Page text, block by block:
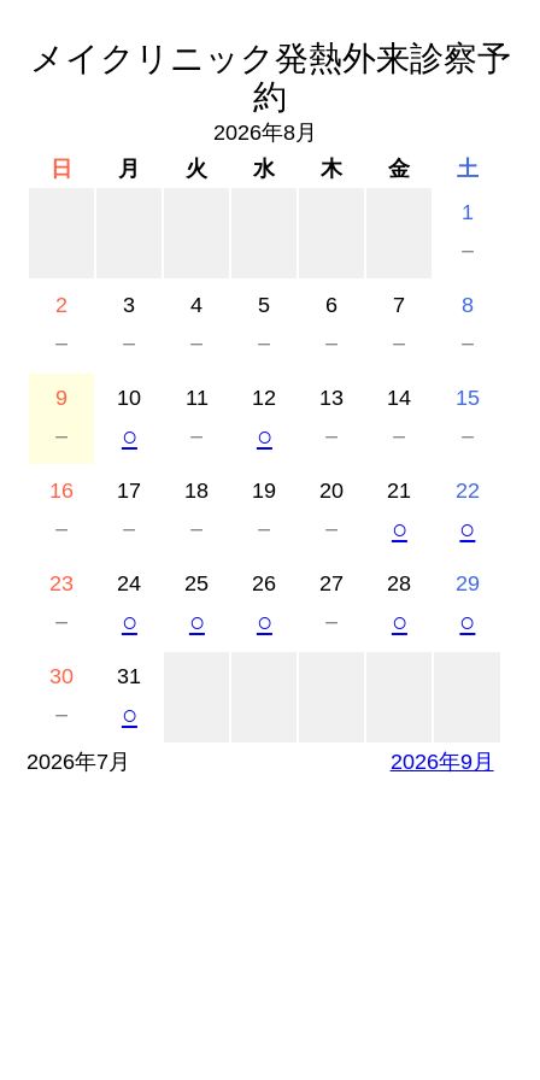
メイクリニック発熱外来診察予
約
2026年8月
日
月 火 水 木 金
土
1
－
2
－
3
－
4
－
5
－
6
－
7
－
8
－
9
－
10
○
11
－
12
○
13
－
14
－
15
－
16
－
17
－
18
－
19
－
20
－
21
○
22
○
23
－
24
○
25
○
26
○
27
－
28
○
29
○
30
－
31
○
2026年7月 2026年9月